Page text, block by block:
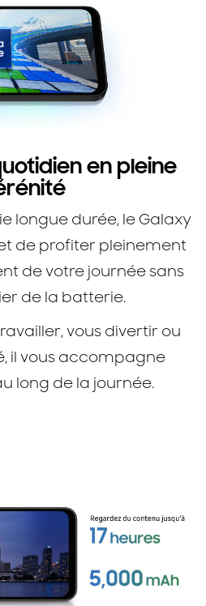
en pleine
longue durée, le Galaxy
de profiter pleinement
de votre journée sans
de la batterie.
vous divertir ou
il vous accompagne
long de la journée.